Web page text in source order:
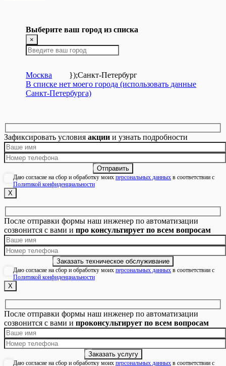
Выберите ваш город из списка
×
Москва });Санкт-Петербург
В списке нет моего города (использовать данные
Санкт-Петербурга)
Зафиксировать условия акции и узнать подробности
Даю согласие на сбор и обработку моих персональных данных в соответствии с
Политикой конфиденциальности
Х
После отправки формы наш инженер по автоматизации
созвонится с вами и про консультирует по всем вопросам
Даю согласие на сбор и обработку моих персональных данных в соответствии с
Политикой конфиденциальности
Х
После отправки формы наш инженер по автоматизации
созвонится с вами и проконсультирует по всем вопросам
Даю согласие на сбор и обработку моих персональных данных в соответствии с